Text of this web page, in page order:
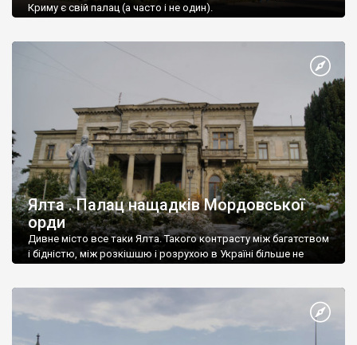
Криму є свій палац (а часто і не один).
Ялта . Палац нащадків Мордовської
орди
Дивне місто все таки Ялта. Такого контрасту між багатством
і бідністю, між розкішшю і розрухою в Україні більше не